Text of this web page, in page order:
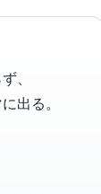
、
出る。